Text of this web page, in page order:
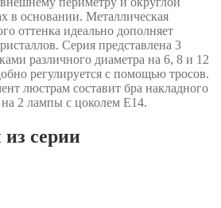
в основании. Металлическая
оттенка идеально дополняет
Серия представлена 3
различного диаметра на 6, 8 и 12
регулируется с помощью тросов.
люстрам составит бра накладного
2 лампы с цоколем Е14.
серии